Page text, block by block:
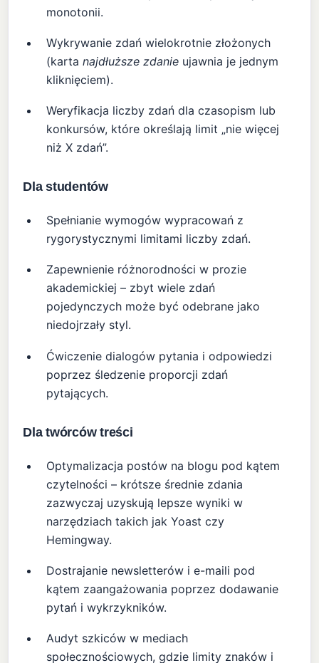
monotonii.
Wykrywanie zdań wielokrotnie złożonych
(karta najdłuższe zdanieujawnia je jednym
kliknięciem).
Weryfikacja liczby zdań dla czasopism lub
konkursów, które określają limit „nie więcej
niż X zdań”.
Dla studentów
Spełnianie wymogów wypracowań z
rygorystycznymi limitami liczby zdań.
Zapewnienie różnorodności w prozie
akademickiej – zbyt wiele zdań
pojedynczych może być odebrane jako
niedojrzały styl.
Ćwiczenie dialogów pytania i odpowiedzi
poprzez śledzenie proporcji zdań
pytających.
Dla twórców treści
Optymalizacja postów na blogu pod kątem
czytelności – krótsze średnie zdania
zazwyczaj uzyskują lepsze wyniki w
narzędziach takich jak Yoast czy
Hemingway.
Dostrajanie newsletterów i e-maili pod
kątem zaangażowania poprzez dodawanie
pytań i wykrzykników.
Audyt szkiców w mediach
społecznościowych, gdzie limity znaków i